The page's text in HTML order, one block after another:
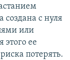
создана с нуля
или
ее
потерять.